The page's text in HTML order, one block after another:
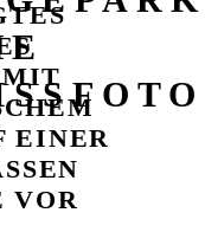
MIT
EINER
VOR